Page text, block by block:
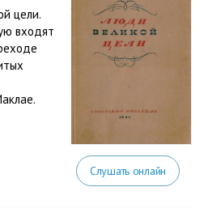
цели.
входят
Слушать онлайн